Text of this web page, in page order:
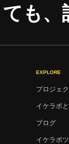
も、
EXPLORE
プロジェ
イケラボ
ブログ
イケラボ